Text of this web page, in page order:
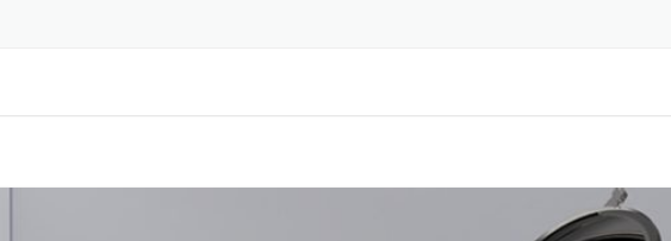
MIKSERLER
PASLANMAZ
SIK